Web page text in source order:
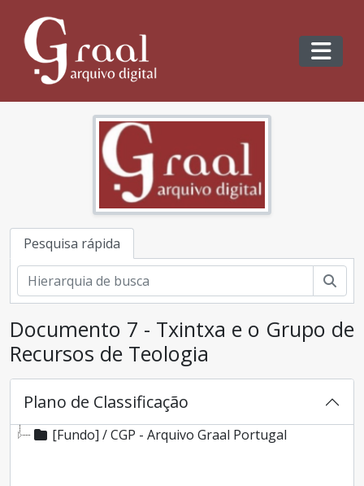
Pesquisa rápida
Documento 7 - Txintxa e o Grupo de
Recursos de Teologia
Plano de Classificação
[Fundo] / CGP - Arquivo Graal Portugal